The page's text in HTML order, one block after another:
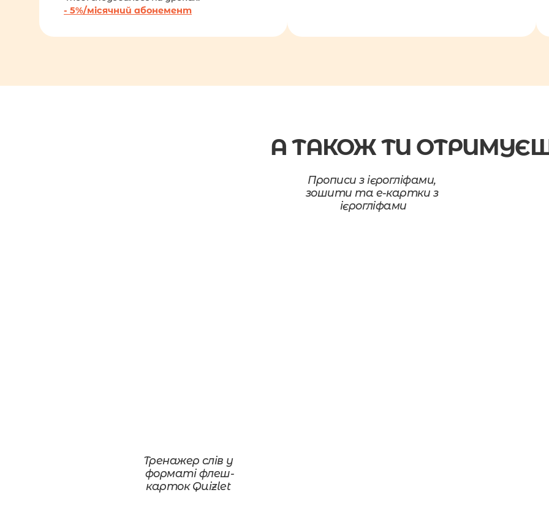
- 5%/місячний абонемент
А ТАКОЖ ТИ
Прописи з ієрогліфами,
зошити та е-картки з
ієрогліфами
Тренажер слів у
форматі флеш-
карток Quizlet